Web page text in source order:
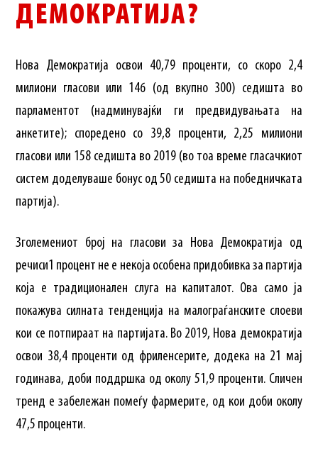
ДЕМОКРАТИЈА?
Нова Демократија освои 40,79 проценти, со скоро 2,4
милиони гласови или 146 (од вкупно 300) седишта во
парламентот (надминувајќи ги предвидувањата на
анкетите); споредено со 39,8 проценти, 2,25 милиони
гласови или 158 седишта во 2019 (во тоа време гласачкиот
систем доделуваше бонус од 50 седишта на победничката
партија).
Зголемениот број на гласови за Нова Демократија од
речиси1 процент не е некоја особена придобивка за партија
која е традиционален слуга на капиталот. Ова само ја
покажува силната тенденција на малограѓанските слоеви
кои се потпираат на партијата. Во 2019, Нова демократија
освои 38,4 проценти од фриленсерите, додека на 21 мај
годинава, доби поддршка од околу 51,9 проценти. Сличен
тренд е забележан помеѓу фармерите, од кои доби околу
47,5 проценти.